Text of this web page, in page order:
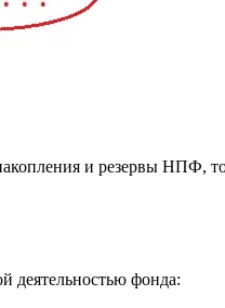
и резервы НПФ, то
деятельностью фонда: